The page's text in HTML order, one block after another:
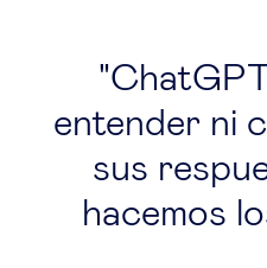
entender ni
sus
hacemos